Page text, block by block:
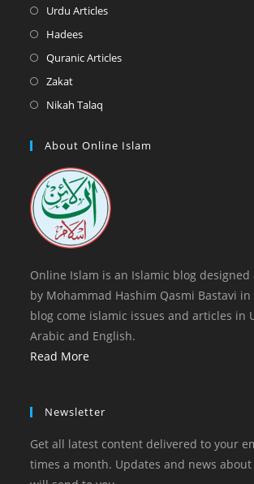
tab
tab
tab
Urdu ArticlesOpens
HadeesOpens
in
tab
Quranic ArticlesOpens
ZakatOpens
in
new
Nikah Talaq
a
tab
About Online Islam
Online Islam is an Islamic blog
by Mohammad Hashim Qasmi Bastavi
blog come islamic issues and articles in
Arabic and English.
Read More
Newsletter
Get all latest content delivered to your
times a month. Updates and news